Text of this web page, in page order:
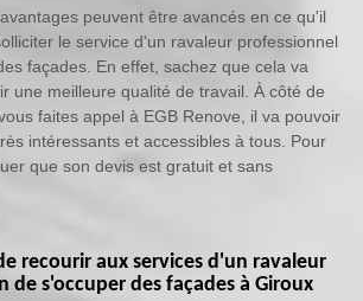
peuvent être avancés en ce qu'il
le service d'un ravaleur professionnel
façades. En effet, sachez que cela va
une meilleure qualité de travail. À côté de
faites appel à EGB Renove, il va pouvoir
intéressants et accessibles à tous. Pour
que son devis est gratuit et sans
recourir aux services d'un ravaleur
de s'occuper des façades à Giroux